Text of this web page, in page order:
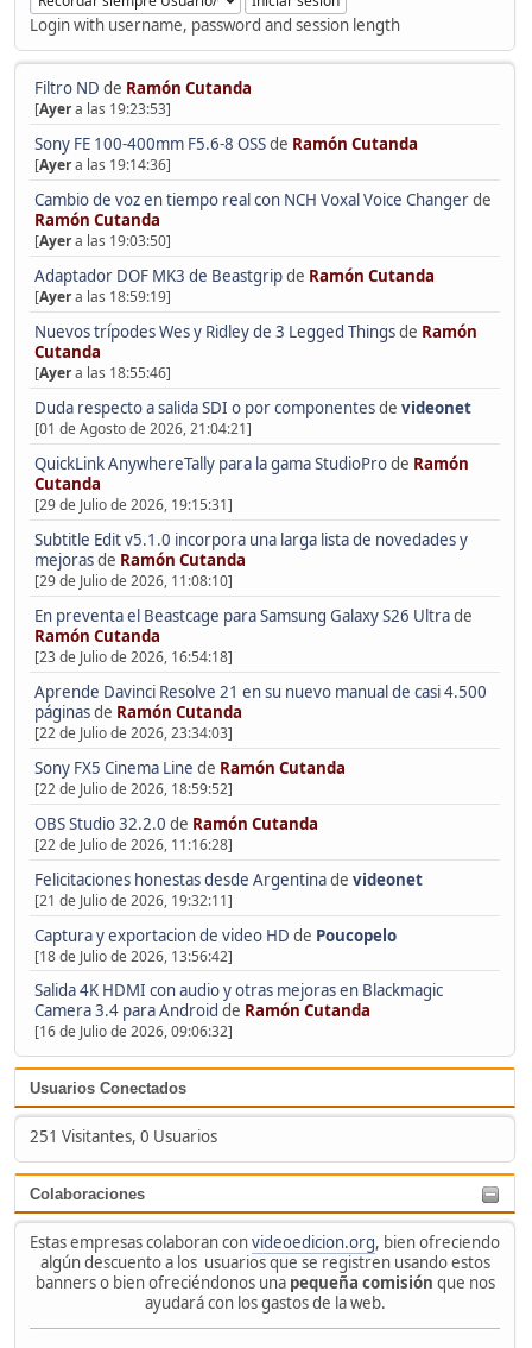
Login with username, password and session length
Filtro ND de Ramón Cutanda
[Ayera las 19:23:53]
Sony FE 100-400mm F5.6-8 OSSde Ramón Cutanda
[Ayera las 19:14:36]
Cambio de voz en tiempo real con NCH Voxal Voice Changerde
Ramón Cutanda
[Ayera las 19:03:50]
Adaptador DOF MK3 de Beastgripde Ramón Cutanda
[Ayera las 18:59:19]
Nuevos trípodes Wes y Ridley de 3 Legged Thingsde Ramón
Cutanda
[Ayera las 18:55:46]
Duda respecto a salida SDI o por componentesde videonet
[01 de Agosto de 2026, 21:04:21]
QuickLink AnywhereTally para la gama StudioProde Ramón
Cutanda
[29 de Julio de 2026, 19:15:31]
Subtitle Edit v5.1.0 incorpora una larga lista de novedades y
mejorasde Ramón Cutanda
[29 de Julio de 2026, 11:08:10]
En preventa el Beastcage para Samsung Galaxy S26 Ultrade
Ramón Cutanda
[23 de Julio de 2026, 16:54:18]
Aprende Davinci Resolve 21 en su nuevo manual de casi 4.500
páginasde Ramón Cutanda
[22 de Julio de 2026, 23:34:03]
Sony FX5 Cinema Line de Ramón Cutanda
[22 de Julio de 2026, 18:59:52]
OBS Studio 32.2.0 de Ramón Cutanda
[22 de Julio de 2026, 11:16:28]
Felicitaciones honestas desde Argentinade videonet
[21 de Julio de 2026, 19:32:11]
Captura y exportacion de video HD de Poucopelo
[18 de Julio de 2026, 13:56:42]
Salida 4K HDMI con audio y otras mejoras en Blackmagic
Camera 3.4 para Android de Ramón Cutanda
[16 de Julio de 2026, 09:06:32]
Usuarios Conectados
251 Visitantes, 0 Usuarios
Colaboraciones
Estas empresas colaboran convideoedicion.org, bien ofreciendo
algún descuento a los usuarios que se registren usando estos
banners o bien ofreciéndonos una pequeña comisión que nos
ayudará con los gastos de la web.